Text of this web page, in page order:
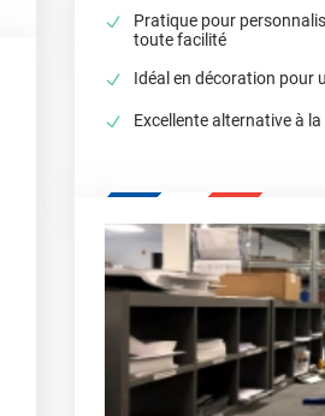
Pratique pour
toute facilité
Idéal en décoration pour
Excellente alternative à